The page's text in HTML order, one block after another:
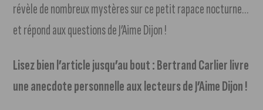
révèle de nombreux mystères sur ce petit rapace nocturne…
et répond aux questions de J’Aime Dijon !
Lisez bien l’article jusqu’au bout : Bertrand Carlier livre
une anecdote personnelle aux lecteurs de J’Aime Dijon !